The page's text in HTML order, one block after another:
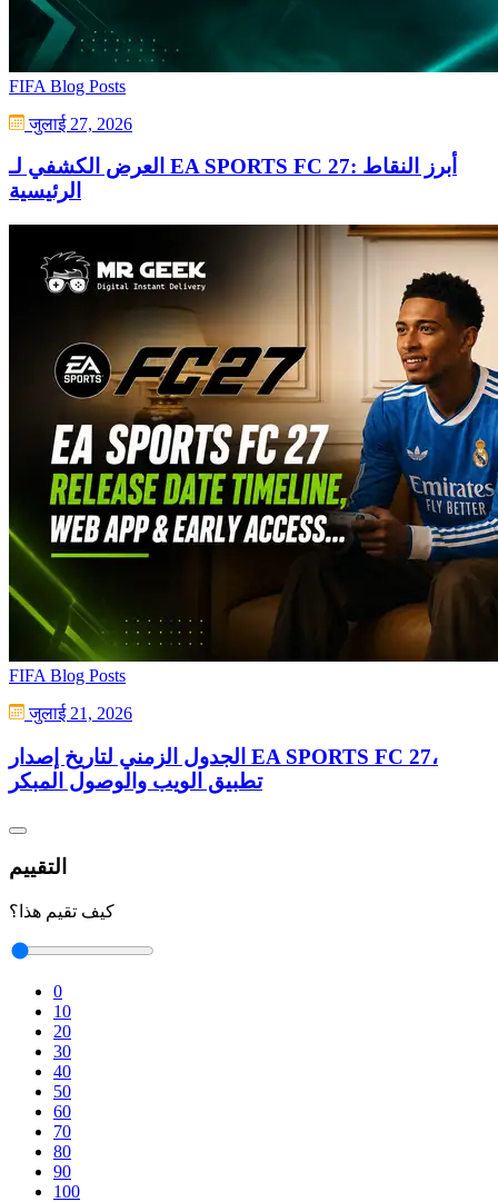
FIFA Blog Posts
जुलाई 27, 2026
العرض الكشفي لـ EA SPORTS FC 27: أبرز النقاط
الرئيسية
FIFA Blog Posts
जुलाई 21, 2026
الجدول الزمني لتاريخ إصدار EA SPORTS FC 27،
تطبيق الويب والوصول المبكر
التقييم
كيف تقيم هذا؟
0
10
20
30
40
50
60
70
80
90
100